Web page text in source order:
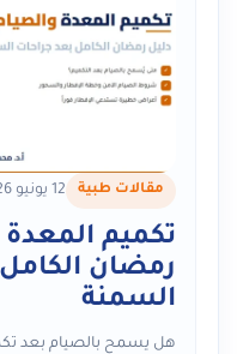
مقالات طبية 12 يونيو 2026
تكميم
رمضان
السمنة
هل يسمح بالصيام بعد